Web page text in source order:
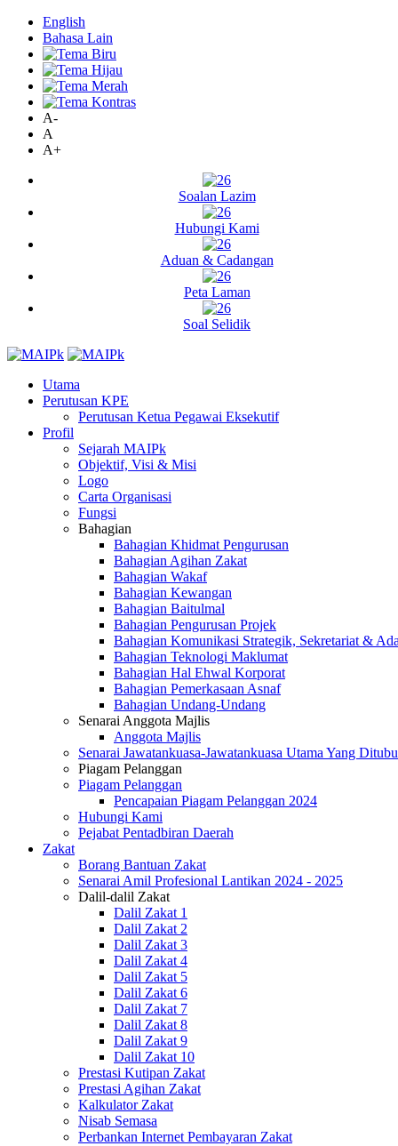
English
Bahasa Lain
A-
A
A+
Soalan Lazim
Hubungi Kami
Aduan & Cadangan
Peta Laman
Soal Selidik
Utama
Perutusan KPE
Perutusan Ketua Pegawai Eksekutif
Profil
Sejarah MAIPk
Objektif, Visi & Misi
Logo
Carta Organisasi
Fungsi
Bahagian
Bahagian Khidmat Pengurusan
Bahagian Agihan Zakat
Bahagian Wakaf
Bahagian Kewangan
Bahagian Baitulmal
Bahagian Pengurusan Projek
Bahagian Komunikasi Strategik, Sekretariat &
Bahagian Teknologi Maklumat
Bahagian Hal Ehwal Korporat
Bahagian Pemerkasaan Asnaf
Bahagian Undang-Undang
Senarai Anggota Majlis
Anggota Majlis
Senarai Jawatankuasa-Jawatankuasa Utama Yang
Piagam Pelanggan
Piagam Pelanggan
Pencapaian Piagam Pelanggan 2024
Hubungi Kami
Pejabat Pentadbiran Daerah
Zakat
Borang Bantuan Zakat
Senarai Amil Profesional Lantikan 2024 - 2025
Dalil-dalil Zakat
Dalil Zakat 1
Dalil Zakat 2
Dalil Zakat 3
Dalil Zakat 4
Dalil Zakat 5
Dalil Zakat 6
Dalil Zakat 7
Dalil Zakat 8
Dalil Zakat 9
Dalil Zakat 10
Prestasi Kutipan Zakat
Prestasi Agihan Zakat
Kalkulator Zakat
Nisab Semasa
Perbankan Internet Pembayaran Zakat